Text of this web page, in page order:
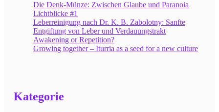
Die Denk-Münze: Zwischen Glaube und Paranoia
Lichtblicke #1
Leberreinigung nach Dr. K. B. Zabolotny: Sanfte
Entgiftung von Leber und Verdauungstrakt
Awakening or Repetition?
Growing together – Iturria as a seed for a new culture
Kategorie